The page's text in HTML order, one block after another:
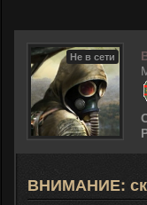
Не в сети
ВНИМАНИЕ: